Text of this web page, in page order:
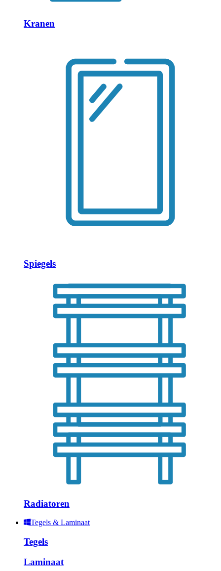
Kranen
Spiegels
Radiatoren
Tegels & Laminaat
Tegels
Laminaat